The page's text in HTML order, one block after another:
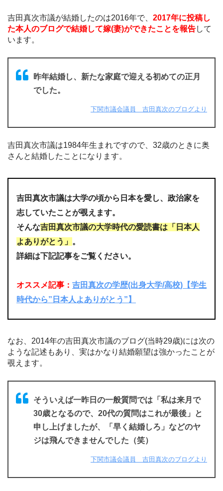
吉田真次市議が結婚したのは2016年で、 2017年に投稿し
た本人のブログで結婚して嫁(妻)ができたことを報告して
います。
昨年結婚し、新たな家庭で迎える初めての正月
でした。
下関市議会議員 吉田真次のブログより
吉田真次市議は1984年生まれですので、32歳のときに奥
さんと結婚したことになります。
吉田真次市議は大学の頃から日本を愛し、政治家を
志していたことが覗えます。
そんな吉田真次市議の大学時代の愛読書は「日本人
よありがとう」 。
詳細は下記記事をご覧ください。
オススメ記事： 吉田真次の学歴(出身大学/高校)【学生
時代から”日本人よありがとう”】
なお、2014年の吉田真次市議のブログ(当時29歳)には次の
ような記述もあり、実はかなり結婚願望は強かったことが
覗えます。
そういえば一昨日の一般質問では「私は来月で
30歳となるので、20代の質問はこれが最後」と
申し上げましたが、「早く結婚しろ」などのヤ
ジは飛んできませんでした（笑）
下関市議会議員 吉田真次のブログより